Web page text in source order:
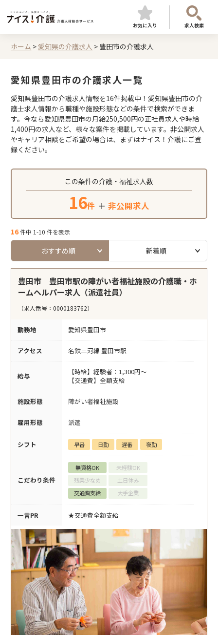
お気に入り 求人検索
ホーム > 愛知県の介護求人 > 豊田市の介護求人
愛知県豊田市の介護求人一覧
愛知県豊田市の介護求人情報を16件掲載中！愛知県豊田市の介
護士求人情報から職種や施設形態などの条件で検索ができま
す。今なら愛知県豊田市の月給250,500円の正社員求人や時給
1,400円の求人など、様々な案件を掲載しています。非公開求人
やキャリア相談をご希望の場合は、まずはナイス！介護にご登
録ください。
この条件の介護・福祉求人数
16件 ＋ 非公開求人
16件中 1-10 件を表示
おすすめ順 新着順
豊田市｜豊田市駅の障がい者福祉施設の介護職・ホ
ームヘルパー求人（派遣社員）
（求人番号：0000183762）
勤務地 愛知県豊田市
アクセス 名鉄三河線 豊田市駅
給与
【時給】経験者：1,300円～
【交通費】全額支給
施設形態 障がい者福祉施設
雇用形態 派遣
シフト 早番 日勤 遅番 夜勤
こだわり条件
無資格OK
未経験OK
残業少なめ
土日休み
交通費支給
大手企業
一言PR ★交通費全額支給